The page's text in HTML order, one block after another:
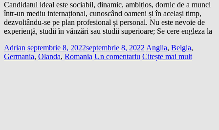
Candidatul ideal este sociabil, dinamic, ambițios, dornic de a munci
într-un mediu internațional, cunoscând oameni și în același timp,
dezvoltându-se pe plan profesional și personal. Nu este nevoie de
experiență, studii în vânzări sau studii superioare; Se cere engleza la
Adrian septembrie 8, 2022septembrie 8, 2022 Anglia, Belgia,
Germania, Olanda, Romania Un comentariu Citește mai mult